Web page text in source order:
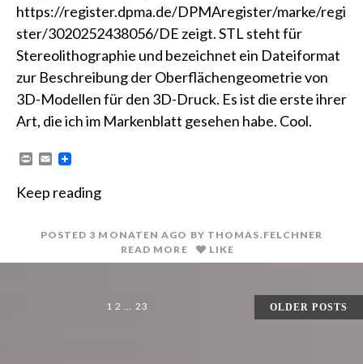
https://register.dpma.de/DPMAregister/marke/regi
ster/3020252438056/DE zeigt. STL steht für
Stereolithographie und bezeichnet ein Dateiformat
zur Beschreibung der Oberflächengeometrie von
3D-Modellen für den 3D-Druck. Es ist die erste ihrer
Art, die ich im Markenblatt gesehen habe. Cool.
P
n
E
i
Keep reading
POSTED 3 MONATEN AGO BY THOMAS.FELCHNER
READ MORE
LIKE
SEITENNUMMERIERUNG
1 2 23 OLDER POSTS